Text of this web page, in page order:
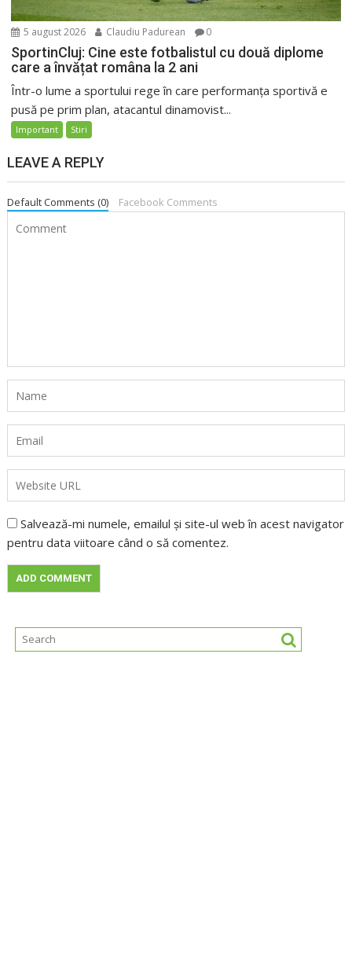
5 august 2026 Claudiu Padurean 0
SportinCluj: Cine este fotbalistul cu două diplome
care a învățat româna la 2 ani
Într-o lume a sportului rege în care performanța sportivă e
pusă pe prim plan, atacantul dinamovist...
Important Stiri
LEAVE A REPLY
Default Comments (0) Facebook Comments
Salvează-mi numele, emailul și site-ul web în acest navigator
pentru data viitoare când o să comentez.